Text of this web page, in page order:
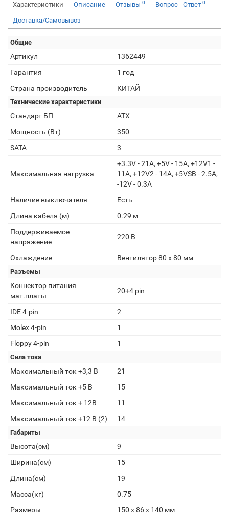
Характеристики Описание Отзывы 0 Вопрос - Ответ 0
Доставка/Самовывоз
Общие
Артикул
1362449
Гарантия
1 год
Страна производитель
КИТАЙ
Технические характеристики
Стандарт БП
ATX
Мощность (Вт)
350
SATA
3
Максимальная нагрузка
+3.3V - 21A, +5V - 15A, +12V1 -
11A, +12V2 - 14A, +5VSB - 2.5A,
-12V - 0.3A
Наличие выключателя
Есть
Длина кабеля (м)
0.29 м
Поддерживаемое
напряжение
220 В
Охлаждение Вентилятор 80 x 80 мм
Разъемы
Коннектор питания
мат.платы
20+4 pin
IDE 4-pin
2
Molex 4-pin
1
Floppy 4-pin
1
Сила тока
Максимальный ток +3,3 В
21
Максимальный ток +5 В
15
Максимальный ток + 12В
11
Максимальный ток +12 В (2)
14
Габариты
Высота(см)
9
Ширина(см)
15
Длина(см)
19
Масса(кг)
0.75
Размеры
150 x 86 x 140 мм